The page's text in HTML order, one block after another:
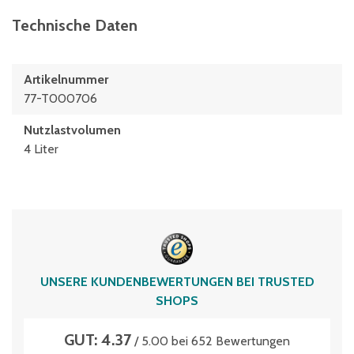
Technische Daten
Artikelnummer
77-T000706
Nutzlastvolumen
4 Liter
UNSERE KUNDENBEWERTUNGEN BEI TRUSTED
SHOPS
GUT: 4.37 / 5.00 bei 652 Bewertungen